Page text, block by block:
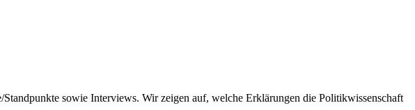
sowie Interviews. Wir zeigen auf, welche Erklärungen die Politikwissenschaft